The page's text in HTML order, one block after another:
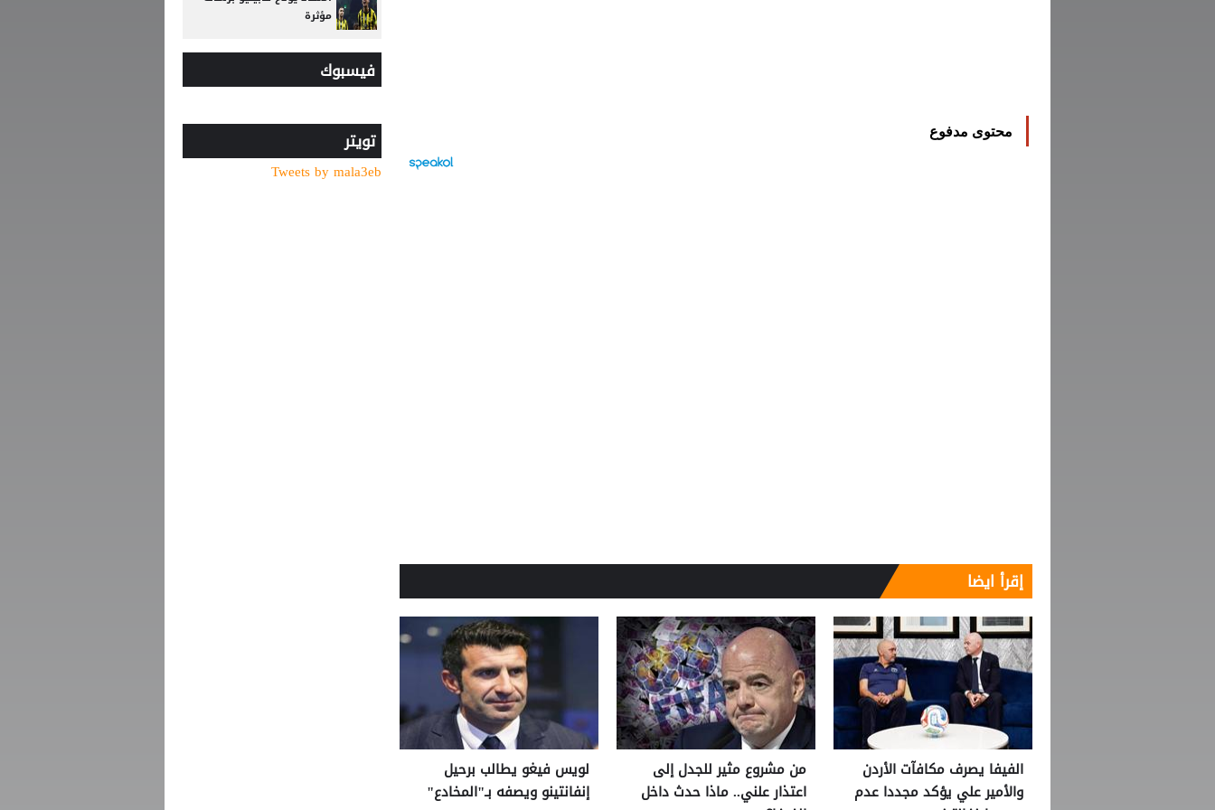
محتوى مدفوع
إقرأ ايضا
الفيفا يصرف مكافآت الأردن
والأمير علي يؤكد مجددا عدم
من مشروع مثير للجدل إلى
اعتذار علني.. ماذا حدث داخل
لويس فيغو يطالب برحيل
إنفانتينو ويصفه بـ"المخادع"
مؤثرة
أول رئيس رابطة وطنية
يعارض ترشيح القطري الخليفيفيسبوك
تويتر
Tweets by mala3eb